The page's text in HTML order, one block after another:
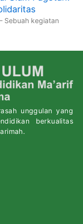
Sebuah kegiatan
unggulan yang
berkualitas